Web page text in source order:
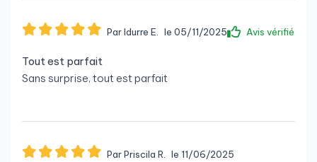
Par Idurre E. le 05/11/2025 Avis vérifié
Tout est parfait
Sans surprise, tout est parfait
Par Priscila R.
le 11/06/2025